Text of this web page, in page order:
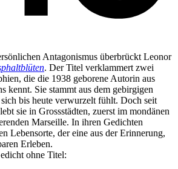
Antagonismus überbrückt Leonor
. Der Titel verklammert zwei
die die 1938 geborene Autorin aus
kennt. Sie stammt aus dem gebirgigen
bis heute verwurzelt fühlt. Doch seit
sie in Grossstädten, zuerst im mondänen
Marseille. In ihren Gedichten
Lebensorte, der eine aus der Erinnerung,
Erleben.
ohne Titel: